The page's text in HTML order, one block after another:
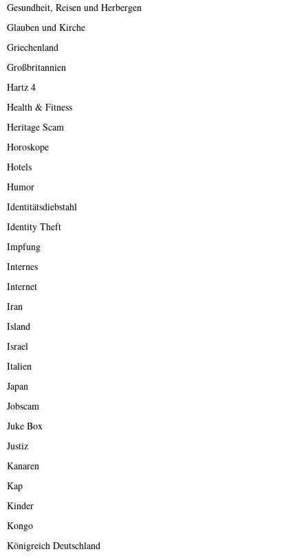
Gesundheit, Reisen und Herbergen
Glauben und Kirche
Griechenland
Großbritannien
Hartz 4
Health & Fitness
Heritage Scam
Horoskope
Hotels
Humor
Identitätsdiebstahl
Identity Theft
Impfung
Internes
Internet
Iran
Island
Israel
Italien
Japan
Jobscam
Juke Box
Justiz
Kanaren
Kap
Kinder
Kongo
Königreich Deutschland